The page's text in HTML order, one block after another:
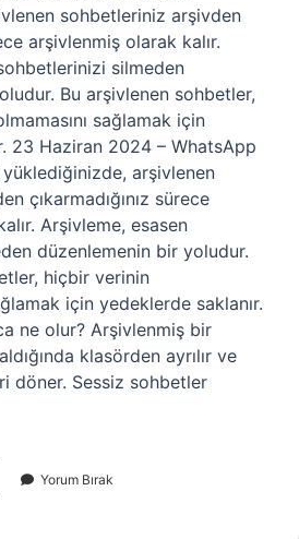
sohbetleriniz arşivden
arşivlenmiş olarak kalır.
silmeden
Bu arşivlenen sohbetler,
sağlamak için
23 Haziran 2024 – WhatsApp
arşivlenen
çıkarmadığınız sürece
Arşivleme, esasen
düzenlemenin bir yoludur.
hiçbir verinin
için yedeklerde saklanır.
ne olur? Arşivlenmiş bir
klasörden ayrılır ve
döner. Sessiz sohbetler
Yorum Bırak